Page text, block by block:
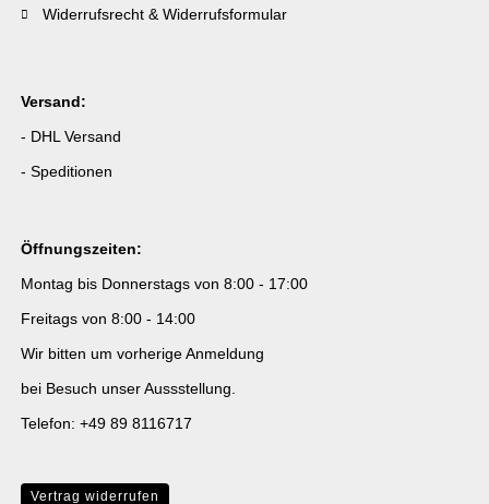
Widerrufsrecht & Widerrufsformular
Versand:
- DHL Versand
- Speditionen
Öffnungszeiten:
Montag bis Donnerstags von 8:00 - 17:00
Freitags von 8:00 - 14:00
Wir bitten um vorherige Anmeldung
bei Besuch unser Aussstellung.
Telefon: +49 89 8116717
Vertrag widerrufen